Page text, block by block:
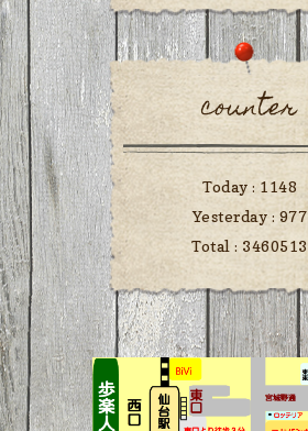
counter
Today : 1148
Yesterday : 977
Total : 3460513